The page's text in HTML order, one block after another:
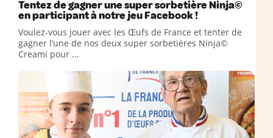
Tentez de gagner une super sorbetière Ninja©
en participant à notre jeu Facebook !
Voulez-vous jouer avec les Œufs de France et tenter de
gagner l’une de nos deux super sorbetières Ninja©
Creami pour ...